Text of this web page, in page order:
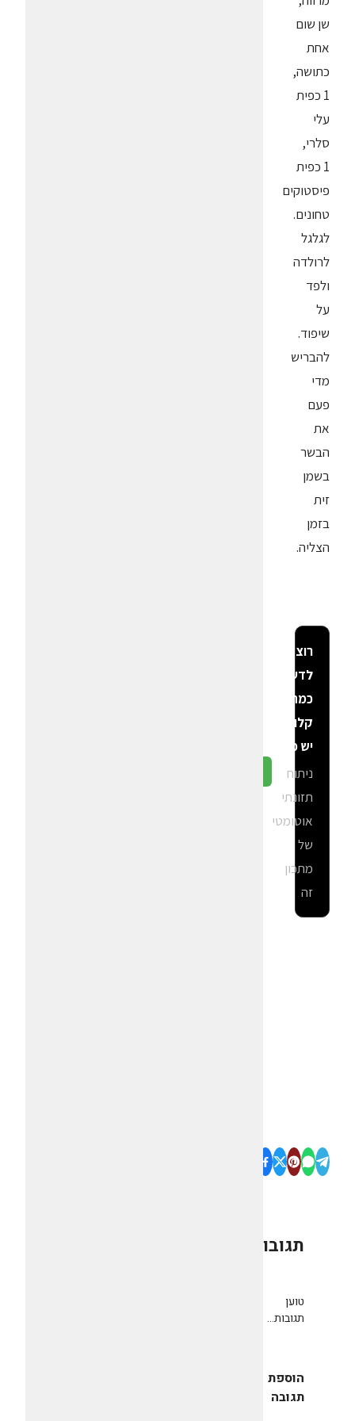
שן שום
אחת
כתושה,
1 כפית
עלי
סלרי,
1 כפית
פיסטוקים
טחונים.
לגלגל
לרולדה
ולפד
על
שיפוד.
להבריש
מדי
פעם
את
הבשר
בשמן
זית
בזמן
הצליה.
רוצה
לדעת
כמה
קלוריות
יש פה?
ניתוח
תזונתי
אוטומטי
של
מתכון
זה
תגובות
טוען
תגובות...
הוספת
תגובה